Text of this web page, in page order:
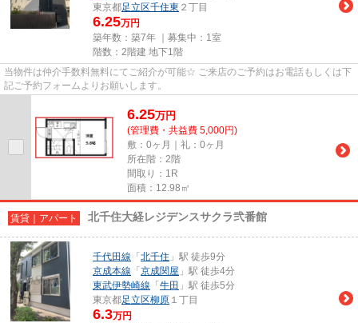
東京都足立区千住東 ２丁目
6.25万円
築年数：築7年 ｜募集中： 1室
階数：2階建 地下1階
当物件は仲介手数料無料にてご紹介が可能☆ ご来店のご予約はお電話もしくは下
記ご予約フォームよりお願いします。
6.25万円
(管理費・共益費 5,000円)
敷：0ヶ月｜礼：0ヶ月
所在階：2階
間取り：1R
面積：12.98㎡
賃貸｜アパート 北千住大経レジデンスサクラ弐番館
千代田線 「 北千住 」駅 徒歩9分
京成本線 「 京成関屋 」駅 徒歩4分
東武伊勢崎線 「 牛田 」駅 徒歩5分
東京都足立区柳原 １丁目
6.3万円